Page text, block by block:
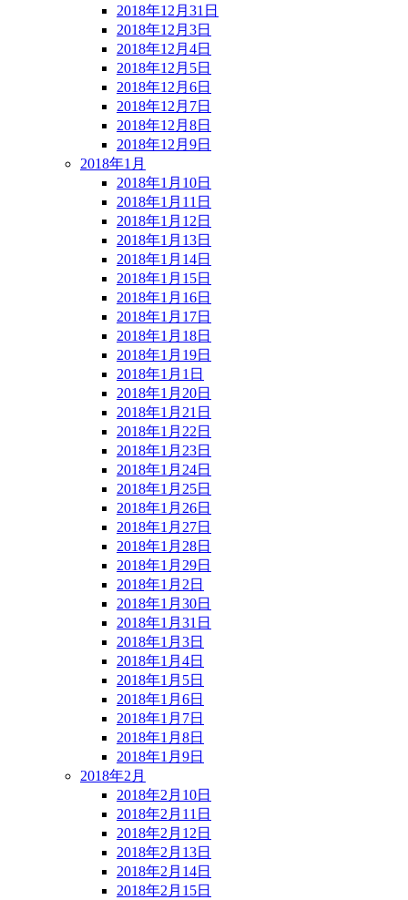
2018年12月31日
2018年12月3日
2018年12月4日
2018年12月5日
2018年12月6日
2018年12月7日
2018年12月8日
2018年12月9日
2018年1月
2018年1月10日
2018年1月11日
2018年1月12日
2018年1月13日
2018年1月14日
2018年1月15日
2018年1月16日
2018年1月17日
2018年1月18日
2018年1月19日
2018年1月1日
2018年1月20日
2018年1月21日
2018年1月22日
2018年1月23日
2018年1月24日
2018年1月25日
2018年1月26日
2018年1月27日
2018年1月28日
2018年1月29日
2018年1月2日
2018年1月30日
2018年1月31日
2018年1月3日
2018年1月4日
2018年1月5日
2018年1月6日
2018年1月7日
2018年1月8日
2018年1月9日
2018年2月
2018年2月10日
2018年2月11日
2018年2月12日
2018年2月13日
2018年2月14日
2018年2月15日